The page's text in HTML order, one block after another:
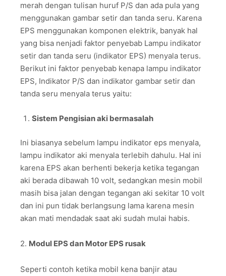
merah dengan tulisan huruf P/S dan ada pula yang
menggunakan gambar setir dan tanda seru. Karena
EPS menggunakan komponen elektrik, banyak hal
yang bisa nenjadi faktor penyebab Lampu indikator
setir dan tanda seru (indikator EPS) menyala terus.
Berikut ini faktor penyebab kenapa lampu indikator
EPS, Indikator P/S dan indikator gambar setir dan
tanda seru menyala terus yaitu:
Sistem Pengisian aki bermasalah
Ini biasanya sebelum lampu indikator eps menyala,
lampu indikator aki menyala terlebih dahulu. Hal ini
karena EPS akan berhenti bekerja ketika tegangan
aki berada dibawah 10 volt, sedangkan mesin mobil
masih bisa jalan dengan tegangan aki sekitar 10 volt
dan ini pun tidak berlangsung lama karena mesin
akan mati mendadak saat aki sudah mulai habis.
2. Modul EPS dan Motor EPS rusak
Seperti contoh ketika mobil kena banjir atau